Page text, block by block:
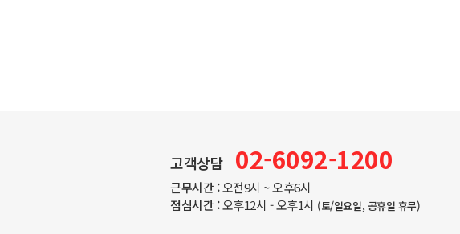
고객상담 02-6092-1200
근무시간 :오전9시 ~ 오후6시
점심시간 :오후12시 - 오후1시 (토/일요일, 공휴일 휴무)